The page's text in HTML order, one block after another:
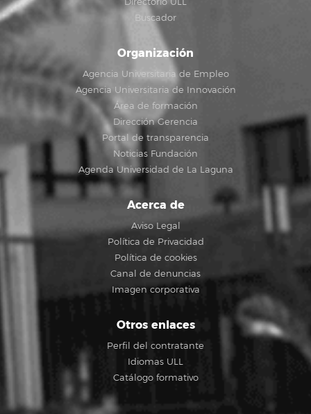
Buscador
Organización
Agencia Universitaria de Empleo
Agencia Universitaria de Innovación
Área de formación
Dirección Gerencia
Portal de transparencia
Noticias Fundación
Agenda Universidad de La Laguna
Acerca de
Aviso Legal
Política de Privacidad
Política de cookies
Canal de denuncias
Imagen corporativa
Otros enlaces
Perfil del contratante
Idiomas ULL
Catálogo formativo